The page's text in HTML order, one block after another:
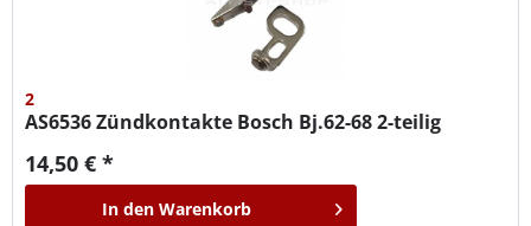
2
AS6536Zündkontakte Bosch Bj.62-68 2-teilig
14,50 € *
In den Warenkorb